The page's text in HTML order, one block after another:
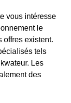
vous intéresse
le
offres existent.
tels
Les
des